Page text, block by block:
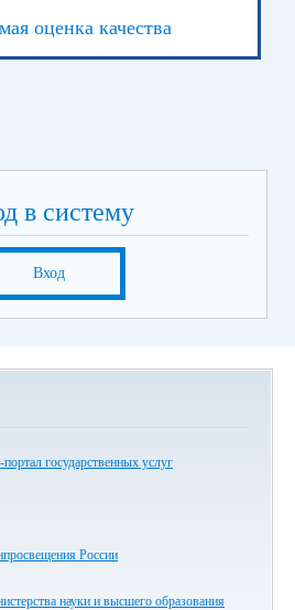
оценка качества
в систему
Вход
государственных услуг
России
науки и высшего образования